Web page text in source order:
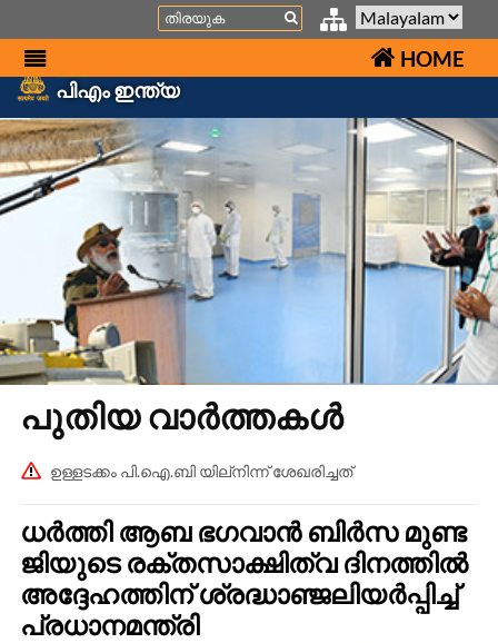
Search
HOME
പിഎം ഇന്ത്യ
പുതിയ വാർത്തകൾ
ഉള്ളടക്കം പി.ഐ.ബി യില്നിന്ന് ശേഖരിച്ചത്
ധർത്തി ആബ ഭഗവാൻ ബിർസ മുണ്ട
ജിയുടെ രക്തസാക്ഷിത്വ ദിനത്തിൽ
അദ്ദേഹത്തിന് ശ്രദ്ധാഞ്ജലിയർപ്പിച്ച്
പ്രധാനമന്ത്രി